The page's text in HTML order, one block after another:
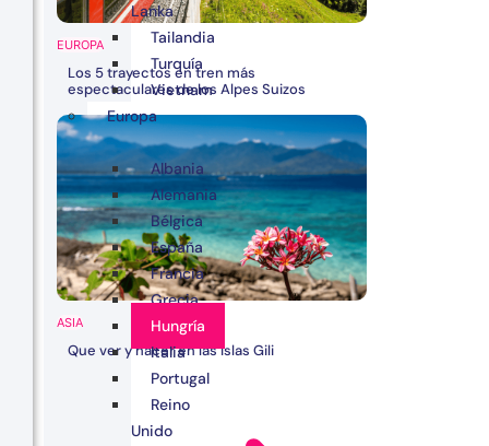
EUROPA
Los 5 trayectos en tren más
espectaculares de los Alpes Suizos
ASIA
Que ver y hacer en las Islas Gili
Lanka
Tailandia
Turquía
Vietnam
Europa
Albania
Alemania
Bélgica
España
Francia
Grecia
Hungría
Italia
Portugal
Reino
Unido